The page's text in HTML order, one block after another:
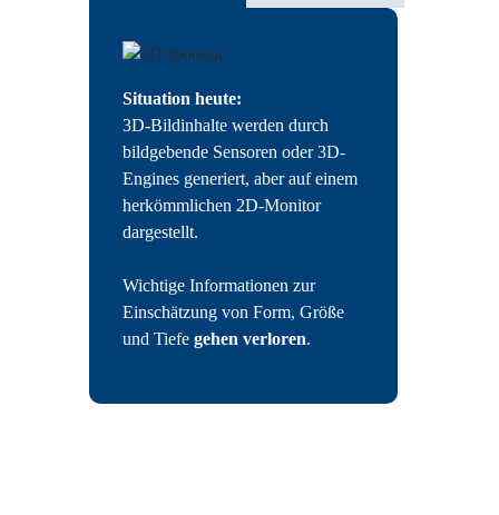
Situation heute:
3D-Bildinhalte werden durch
bildgebende Sensoren oder 3D-
Engines generiert, aber auf einem
herkömmlichen 2D-Monitor
dargestellt.
Wichtige Informationen zur
Einschätzung von Form, Größe
und Tiefe gehen verloren.